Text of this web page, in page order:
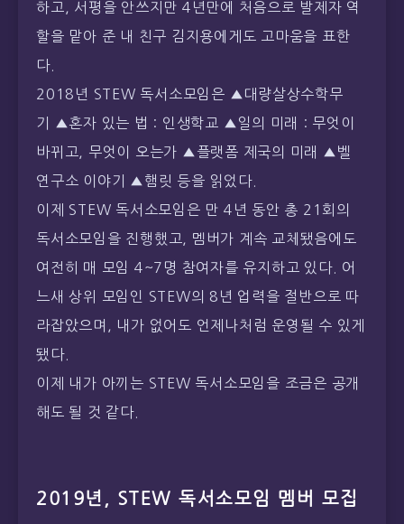
2018년 STEW 독서소모임은 ▲대량살상수학무
기 ▲혼자 있는 법 : 인생학교 ▲일의 미래 : 무엇이
바뀌고, 무엇이 오는가 ▲플랫폼 제국의 미래 ▲벨
연구소 이야기 ▲햄릿 등을 읽었다.
이제 STEW 독서소모임은 만 4년 동안 총 21회의
독서소모임을 진행했고, 멤버가 계속 교체됐음에도
여전히 매 모임 4~7명 참여자를 유지하고 있다. 어
느새 상위 모임인 STEW의 8년 업력을 절반으로 따
라잡았으며, 내가 없어도 언제나처럼 운영될 수 있게
됐다.
이제 내가 아끼는 STEW 독서소모임을 조금은 공개
해도 될 것 같다.
2019년, STEW 독서소모임 멤버 모집
내게 있어 책은 정말 감사한 존재다. 우연히 시작한